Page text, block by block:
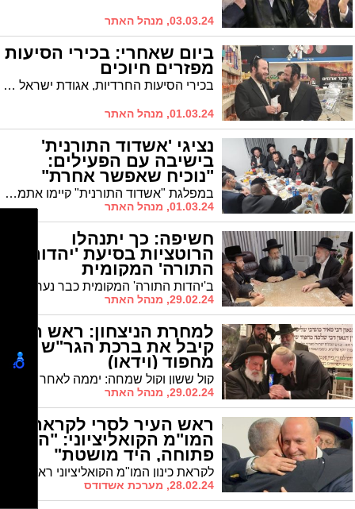
03.03.24, מנהל האתר
ביום שאחרי: בכירי הסיעות
מפזרים חיוכים
בכירי הסיעות החרדיות, אגודת ישראל ואשדוד התורנית, הרב שמואל שוק והרב יהושע טננהויז, נצפו כעת עסוקים בשיחה לבבית לסיכום המערכה המורכבת
01.03.24, מנהל האתר
נציגי 'אשדוד התורנית'
בישיבה עם הפעילים:
"נוכיח שאפשר אחרת"
במפלגת "אשדוד התורנית" קיימו אתמול ישיבת סיכום ראשונה. "יצאנו לדרך חדשה, ונוכיח שאכן משהו חדש מתחיל"
01.03.24, מנהל האתר
חשיפה: כך יתנהלו
הרוטציות בסיעת 'יהדות
התורה' המקומית
29.02.24, מנהל האתר
למחרת הניצחון: ראש העיר
קיבל את ברכת הגר"ש
מחפוד (וידאו)
29.02.24, מנהל האתר
ראש העיר לסרי לקראת
המו"מ הקואליציוני: "הדלת
פתוחה, היד מושטת"
28.02.24, מערכת אשדודס